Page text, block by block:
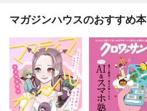
マガジンハウスのおすすめ本